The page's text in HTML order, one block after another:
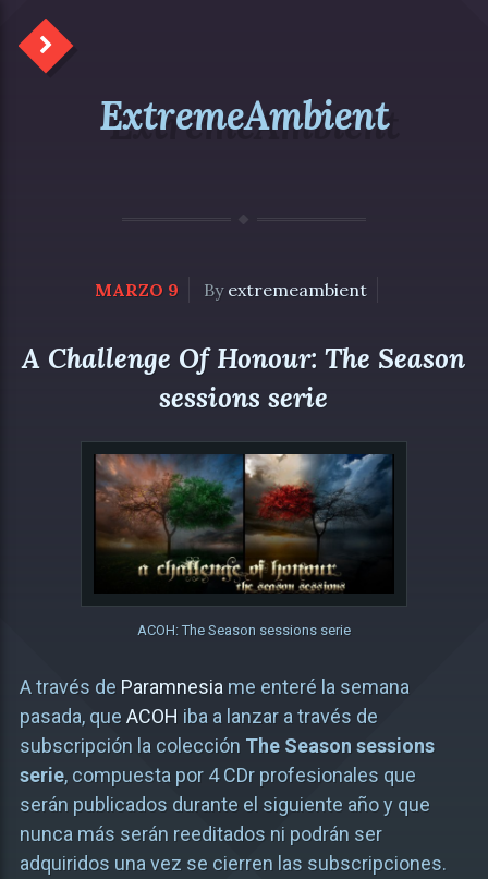
ExtremeAmbient
MARZO 9 By extremeambient
A Challenge Of Honour: The Season
sessions serie
ACOH: The Season sessions serie
A través de Paramnesia me enteré la semana
pasada, que ACOH iba a lanzar a través de
subscripción la colección The Season sessions
serie, compuesta por 4 CDr profesionales que
serán publicados durante el siguiente año y que
nunca más serán reeditados ni podrán ser
adquiridos una vez se cierren las subscripciones.